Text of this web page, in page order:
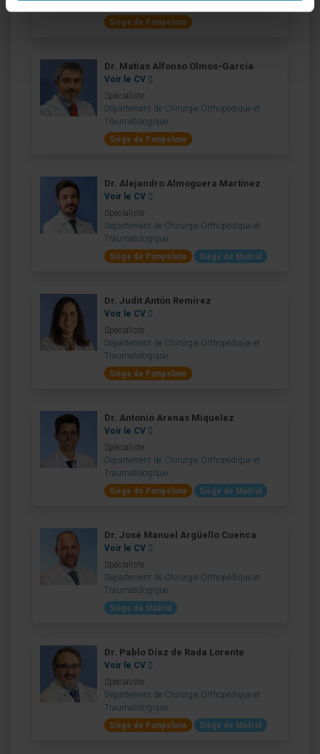
Siège de Pampelune
Dr. Matías Alfonso Olmos-García
Voir le CV
Spécialiste
Département de Chirurgie Orthopédique et
Traumatologique
Siège de Pampelune
Dr. Alejandro Almoguera Martínez
Voir le CV
Spécialiste
Département de Chirurgie Orthopédique et
Traumatologique
Siège de Pampelune
Siège de Madrid
Dr. Judit Antón Remírez
Voir le CV
Spécialiste
Département de Chirurgie Orthopédique et
Traumatologique
Siège de Pampelune
Dr. Antonio Arenas Miquelez
Voir le CV
Spécialiste
Département de Chirurgie Orthopédique et
Traumatologique
Siège de Pampelune
Siège de Madrid
Dr. José Manuel Argüello Cuenca
Voir le CV
Spécialiste
Département de Chirurgie Orthopédique et
Traumatologique
Siège de Madrid
Dr. Pablo Díaz de Rada Lorente
Voir le CV
Spécialiste
Département de Chirurgie Orthopédique et
Traumatologique
Siège de Pampelune
Siège de Madrid